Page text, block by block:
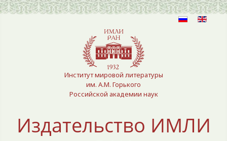
Выберите язык
Институт мировой литературы
им. А.М. Горького
Российской академии наук
Издательство ИМЛИ